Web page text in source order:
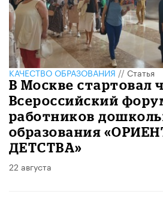
КАЧЕСТВО ОБРАЗОВАНИЯ//Статья
​В Москве стартовал
Всероссийский
работников
образования
ДЕТСТВА»
22 августа